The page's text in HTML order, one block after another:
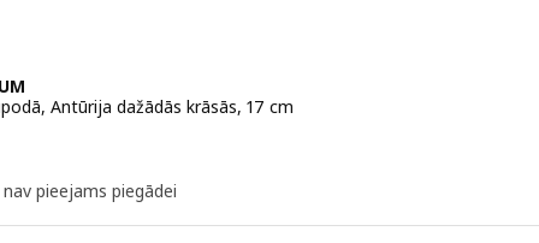
Antūrija dažādās krāsās, 17 cm
pieejams piegādei